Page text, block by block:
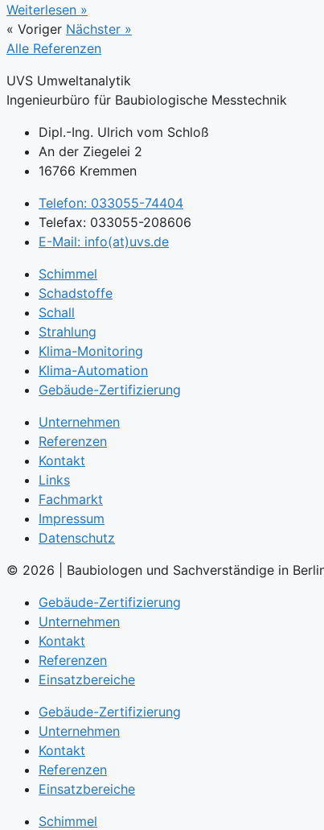
Weiterlesen »
« Voriger Nächster »
Alle Referenzen
UVS Umweltanalytik
Ingenieurbüro für Baubiologische Messtechnik
Dipl.-Ing. Ulrich vom Schloß
An der Ziegelei 2
16766 Kremmen
Telefon: 033055-74404
Telefax: 033055-208606
E-Mail: info(at)uvs.de
Schimmel
Schadstoffe
Schall
Strahlung
Klima-Monitoring
Klima-Automation
Gebäude-Zertifizierung
Unternehmen
Referenzen
Kontakt
Links
Fachmarkt
Impressum
Datenschutz
© 2026 | Baubiologen und Sachverständige in
Gebäude-Zertifizierung
Unternehmen
Kontakt
Referenzen
Einsatzbereiche
Gebäude-Zertifizierung
Unternehmen
Kontakt
Referenzen
Einsatzbereiche
Schimmel